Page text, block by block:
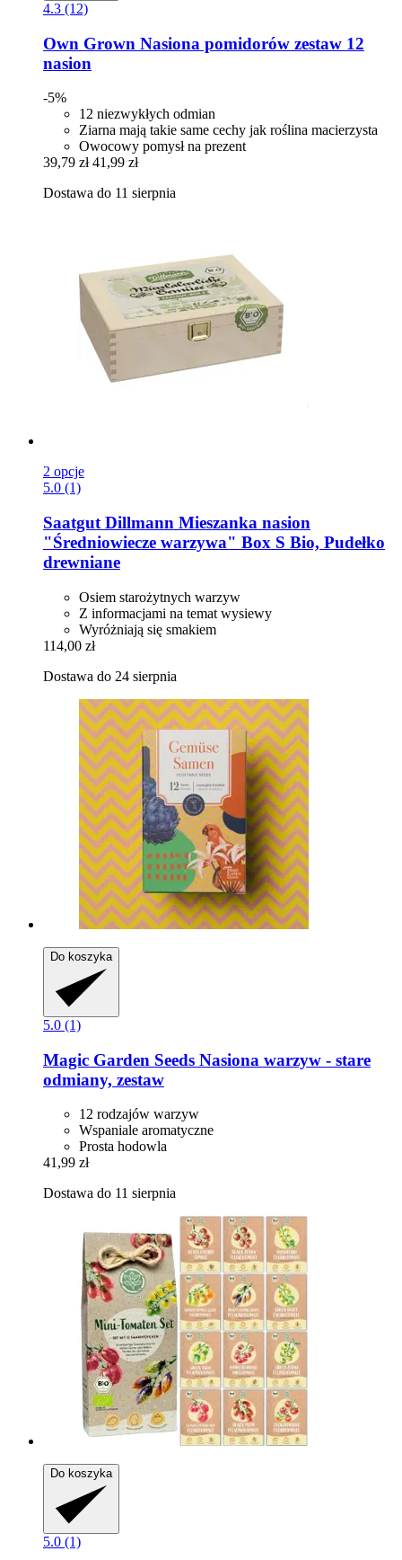
4.3 (12)
Own Grown Nasiona pomidorów zestaw 12
nasion
-5%
12 niezwykłych odmian
Ziarna mają takie same cechy jak roślina macierzysta
Owocowy pomysł na prezent
39,79 zł 41,99 zł
Dostawa do 11 sierpnia
2 opcje
5.0 (1)
Saatgut Dillmann Mieszanka nasion
"Średniowiecze warzywa" Box S Bio, Pudełko
drewniane
Osiem starożytnych warzyw
Z informacjami na temat wysiewy
Wyróżniają się smakiem
114,00 zł
Dostawa do 24 sierpnia
Do koszyka
5.0 (1)
Magic Garden Seeds Nasiona warzyw -​ stare
odmiany, zestaw
12 rodzajów warzyw
Wspaniale aromatyczne
Prosta hodowla
41,99 zł
Dostawa do 11 sierpnia
Do koszyka
5.0 (1)